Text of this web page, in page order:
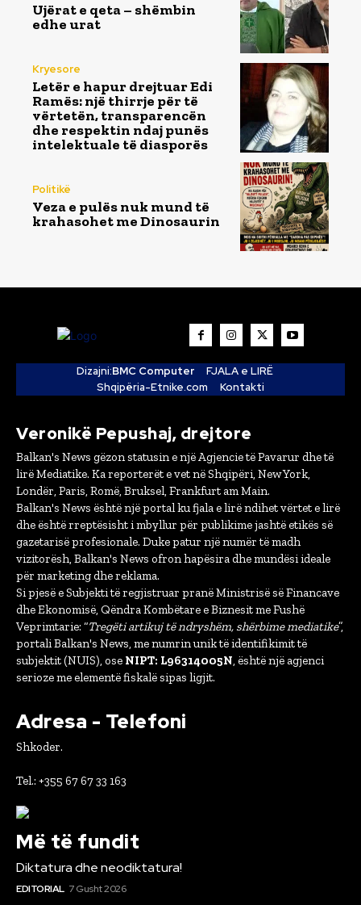
Ujërat e qeta – shëmbin
edhe urat
Kryesore
Letër e hapur drejtuar Edi
Ramës: një thirrje për të
vërtetën, transparencën
dhe respektin ndaj punës
intelektuale të diasporës
Politikë
Veza e pulës nuk mund të
krahasohet me Dinosaurin
Dizajni:BMC Computer
FJALA e LIRË
Shqipëria-Etnike.com
Kontakti
Veronikë Pepushaj, drejtore
Balkan's News gëzon statusin e një Agjencie të Pavarur dhe të
lirë Mediatike. Ka reporterët e vet në Shqipëri, New York,
Londër, Paris, Romë, Bruksel, Frankfurt am Main.
Balkan's News është një portal ku fjala e lirë ndihet vërtet e lirë
dhe është rreptësisht i mbyllur për publikime jashtë etikës së
gazetarisë profesionale. Duke patur një numër të madh
vizitorësh, Balkan's News ofron hapësira dhe mundësi ideale
për marketing dhe reklama.
Si pjesë e Subjekti të regjistruar pranë Ministrisë së Financave
dhe Ekonomisë, Qëndra Kombëtare e Biznesit me Fushë
Veprimtarie: “Tregëti artikuj të ndryshëm, shërbime mediatike”,
portali Balkan's News, me numrin unik të identifikimit të
subjektit (NUIS), ose NIPT: L96314005N, është një agjenci
serioze me elementë fiskalë sipas ligjit.
Adresa - Telefoni
Shkoder.
Tel.: +355 67 67 33 163
Më të fundit
Diktatura dhe neodiktatura!
EDITORIAL 7 Gusht 2026